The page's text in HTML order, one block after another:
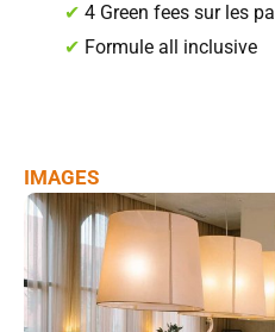
✔4 Green fees sur les
✔ Formule all inclusive